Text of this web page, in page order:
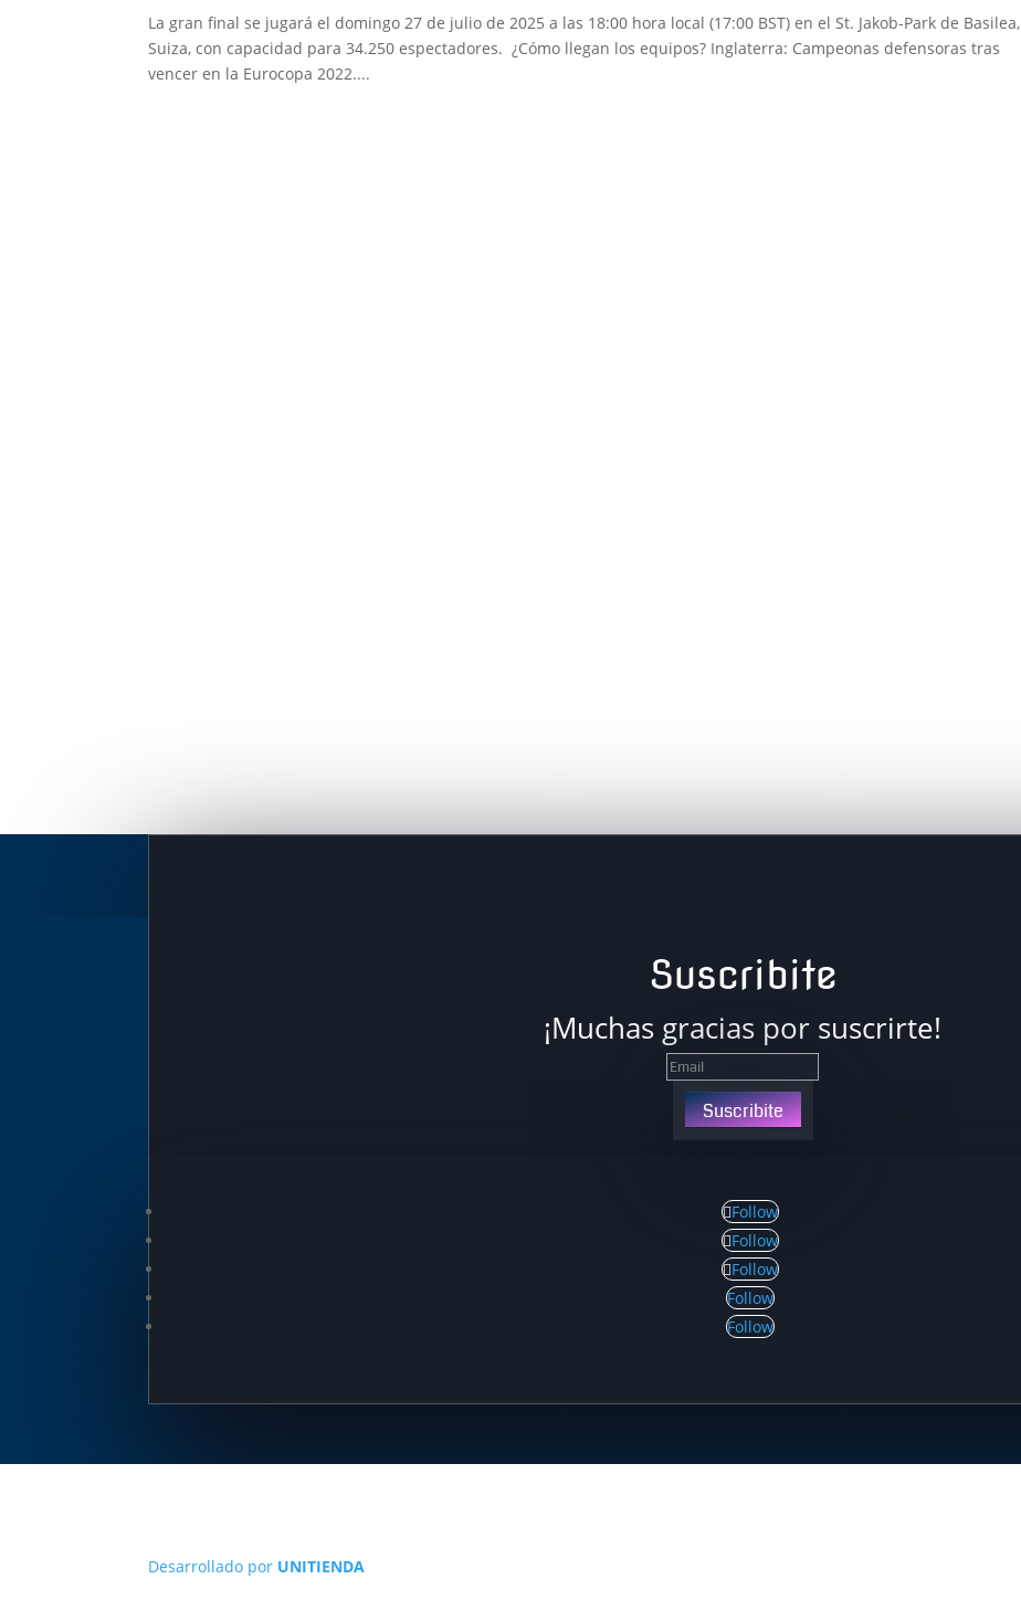
La gran final se jugará el domingo 27 de julio de 2025 a las 18:00 hora local (17:00 BST) en el St. Jakob-Park de Basilea,
Suiza, con capacidad para 34.250 espectadores. ¿Cómo llegan los equipos? Inglaterra: Campeonas defensoras tras
vencer en la Eurocopa 2022....
Suscribite
¡Muchas gracias por suscrirte!
Suscribite
Follow
Follow
Follow
Follow
Follow
Desarrollado por UNITIENDA